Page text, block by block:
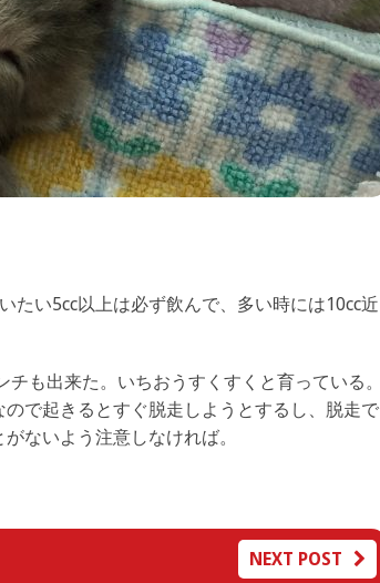
たい5cc以上は必ず飲んで、多い時には10cc近
も出来た。いちおうすくすくと育っている。
で起きるとすぐ脱走しようとするし、脱走で
ないよう注意しなければ。
NEXT POST